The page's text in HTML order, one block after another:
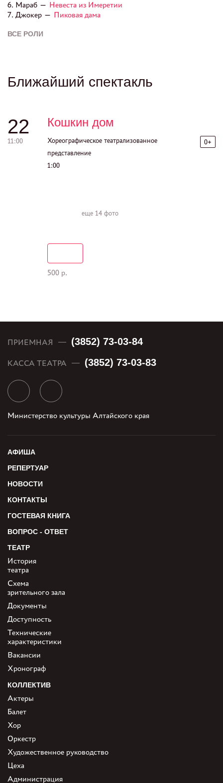
6. Мараб — Невеста из Имеретии
7. Джокер — Пиковая дама
ВСЕ РОЛИ
Ближайший спектакль
22
11:00
Кошкин дом
0+
Хореографическое театрализованное
представление
1:00
еще 14 фото
500 р.
ПРИЕМНАЯ (3852) 73-03-84
КАССА ТЕАТРА (3852) 73-03-83
Министерство культуры Алтайского края
АФИША
РЕПЕРТУАР
НОВОСТИ
КОНТАКТЫ
ГОСТЕВАЯ КНИГА
ВОПРОС - ОТВЕТ
ТЕАТР
История
театра
Схема
зрительного зала
Документы
Доступность
Технические
характеристики
Вакансии
Хронограф
КОЛЛЕКТИВ
Актеры
Балет
Хор
Оркестр
Художественное руководство
Цеха
Администрация